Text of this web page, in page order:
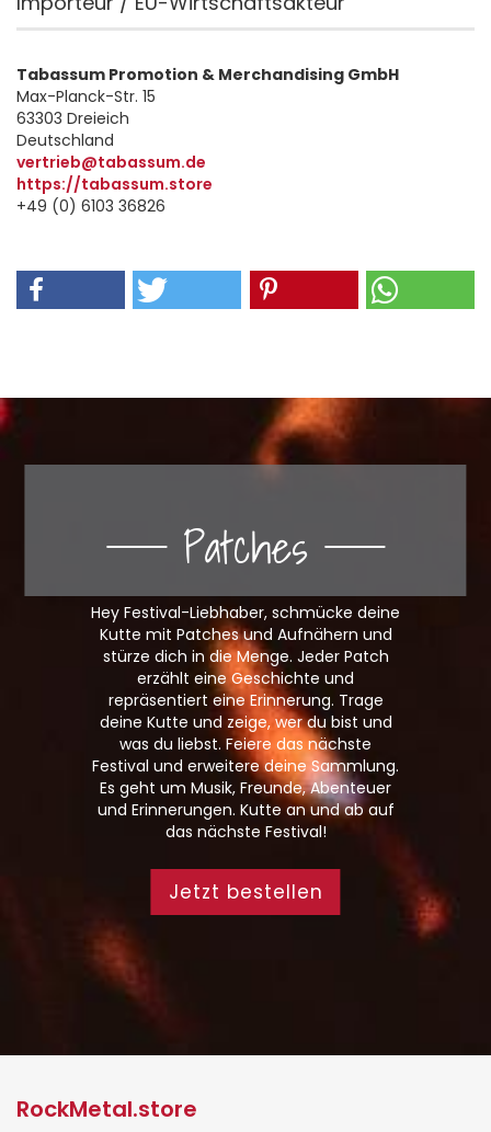
Tabassum Promotion & Merchandising GmbH
Max-Planck-Str. 15
63303 Dreieich
Deutschland
vertrieb@tabassum.de
https://tabassum.store
+49 (0) 6103 36826
Patches
Hey Festival-Liebhaber, schmücke deine
Kutte mit Patches und Aufnähern und
stürze dich in die Menge. Jeder Patch
erzählt eine Geschichte und
repräsentiert eine Erinnerung. Trage
deine Kutte und zeige, wer du bist und
was du liebst. Feiere das nächste
Festival und erweitere deine Sammlung.
Es geht um Musik, Freunde, Abenteuer
und Erinnerungen. Kutte an und ab auf
das nächste Festival!
Jetzt bestellen
RockMetal.store